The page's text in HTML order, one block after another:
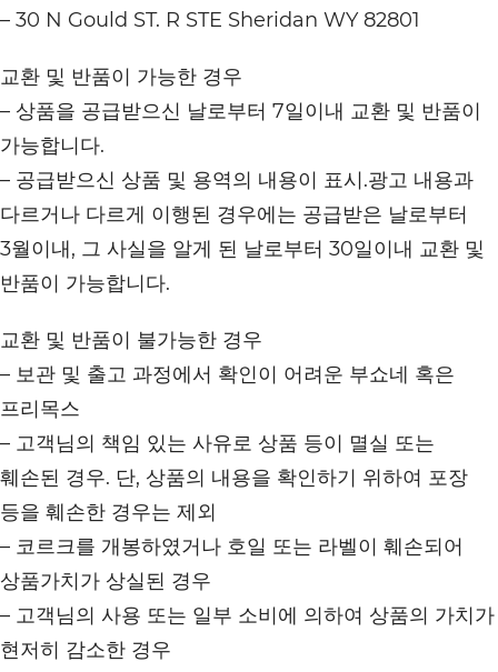
– 30 N Gould ST. R STE Sheridan WY 82801
교환 및 반품이 가능한 경우
– 상품을 공급받으신 날로부터 7일이내 교환 및 반품이
가능합니다.
– 공급받으신 상품 및 용역의 내용이 표시.광고 내용과
다르거나 다르게 이행된 경우에는 공급받은 날로부터
3월이내, 그 사실을 알게 된 날로부터 30일이내 교환 및
반품이 가능합니다.
교환 및 반품이 불가능한 경우
– 보관 및 출고 과정에서 확인이 어려운 부쇼네 혹은
프리목스
– 고객님의 책임 있는 사유로 상품 등이 멸실 또는
훼손된 경우. 단, 상품의 내용을 확인하기 위하여 포장
등을 훼손한 경우는 제외
– 코르크를 개봉하였거나 호일 또는 라벨이 훼손되어
상품가치가 상실된 경우
– 고객님의 사용 또는 일부 소비에 의하여 상품의 가치가
현저히 감소한 경우